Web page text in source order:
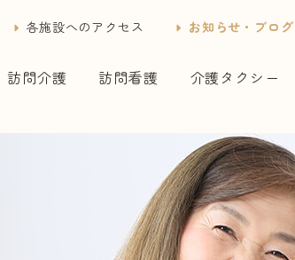
各施設へのアクセス お知らせ・ブログ
訪問介護 訪問看護 介護タクシー